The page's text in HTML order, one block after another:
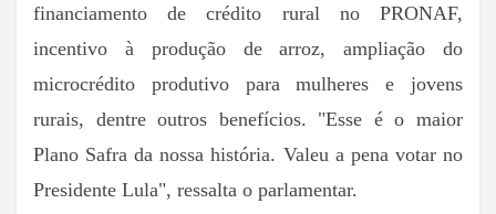
financiamento de crédito rural no PRONAF,
incentivo à produção de arroz, ampliação do
microcrédito produtivo para mulheres e jovens
rurais, dentre outros benefícios. "Esse é o maior
Plano Safra da nossa história. Valeu a pena votar no
Presidente Lula", ressalta o parlamentar.